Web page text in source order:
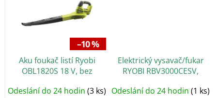
–10 %
Aku foukač listí Ryobi
OBL1820S 18 V, bez
Odeslání do 24 hodin (3 ks)
Elektrický vysavač/fukar
RYOBI RBV3000CESV,
Odeslání do 24 hodin (1 ks)